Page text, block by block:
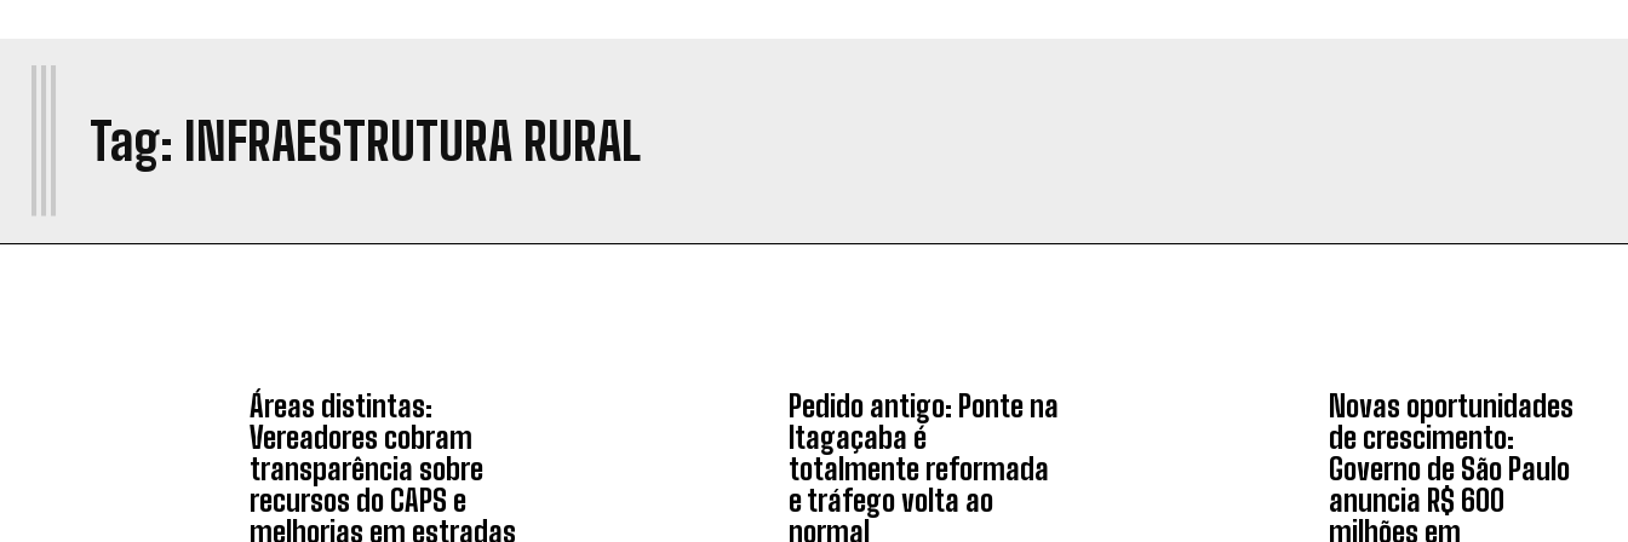
Tag: INFRAESTRUTURA RURAL
I
Áreas distintas:
Vereadores cobram
transparência sobre
recursos do CAPS e
melhorias em estradas
Pedido antigo: Ponte na
Itagaçaba é
totalmente reformada
e tráfego volta ao
normal
Novas oportunidades
de crescimento:
Governo de São Paulo
anuncia R$ 600
milhões em